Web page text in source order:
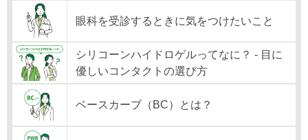
眼科を受診するときに気をつけたいこと
シリコーンハイドロゲルってなに？ - 目に
優しいコンタクトの選び方
ベースカーブ（BC）とは？